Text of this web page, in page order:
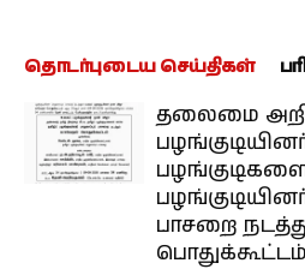
தொடர்புடைய செய்திகள்
தலைமை
பாசறை
பொதுக்கூட்டம்